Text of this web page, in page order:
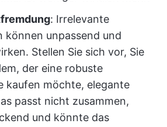
: Irrelevante
können unpassend und
Stellen Sie sich vor, Sie
der eine robuste
kaufen möchte, elegante
passt nicht zusammen,
und könnte das